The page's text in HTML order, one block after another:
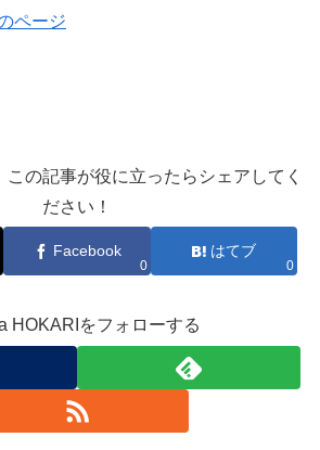
ページ
この記事が役に立ったらシェアしてく
ださい！
Facebook
0
はてブ
0
HOKARIをフォローする